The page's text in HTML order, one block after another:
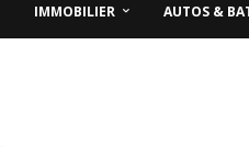
IMMOBILIER AUTOS &